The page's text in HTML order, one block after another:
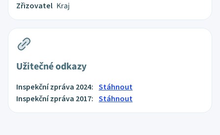
Zřizovatel Kraj
Užitečné odkazy
Inspekční zpráva 2024: Stáhnout
Inspekční zpráva 2017: Stáhnout